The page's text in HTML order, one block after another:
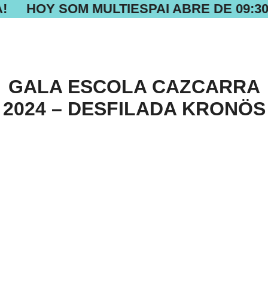
HOY SOM MULTIESPAI ABRE DE
GALA ESCOLA CAZCARRA
2024 – DESFILADA KRONÖS